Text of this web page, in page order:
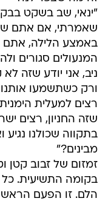
"ינאי, שב בשקט
שאמרתי, אם אתם
באמצע הלילה,
המנעולים סגורים
ניב, אני יודע שזה
ורק כשתשמעו
רצים למעלית
שזה החניון, רצים
בתקווה שכולנו נגיע
מבינים?"
זמזום של זבוב קטן
בקומה התשיעית.
הלם. זו הפעם